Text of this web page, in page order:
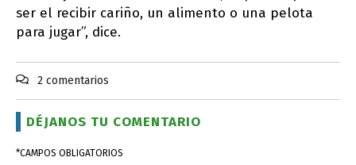
ser el recibir cariño, un alimento o una pelota
para jugar”, dice.
2 comentarios
DÉJANOS TU COMENTARIO
*CAMPOS OBLIGATORIOS